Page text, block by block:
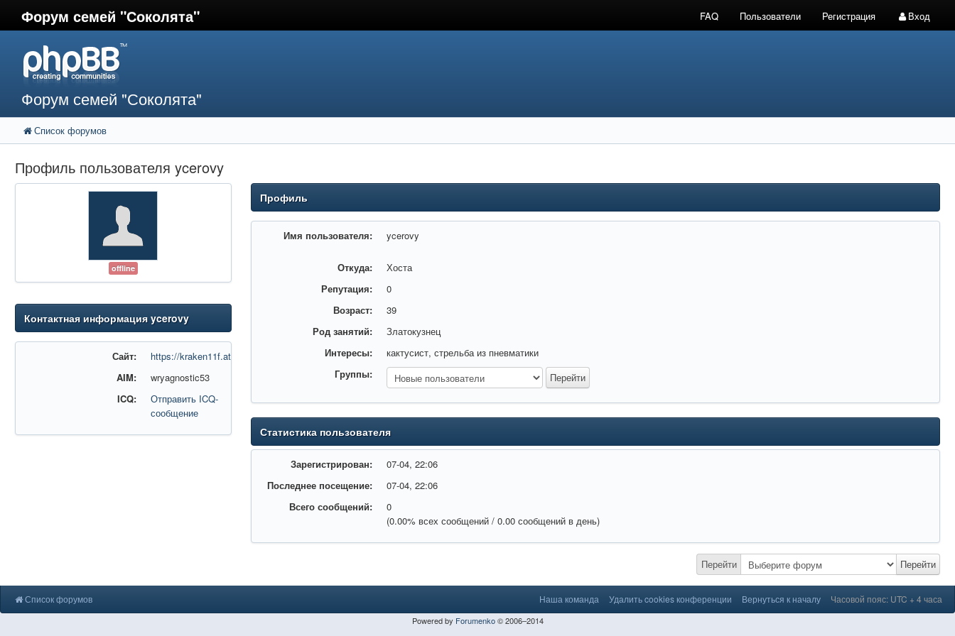
Форум семей "Соколята" FAQ Пользователи Регистрация Вход
Форум семей "Соколята"
Список форумов
Профиль пользователя ycerovy
offline
Контактная информация ycerovy
Сайт:
https://kraken11f.at/
AIM:
wryagnostic53
ICQ:
Отправить ICQ-
сообщение
Профиль
Имя пользователя: ycerovy
Откуда:
Хоста
Репутация:
0
Возраст:
39
Род занятий:
Златокузнец
Интересы:
кактусист, стрельба из пневматики
Группы:
Статистика пользователя
Зарегистрирован:
07-04, 22:06
Последнее посещение:
07-04, 22:06
Всего сообщений:
0
(0.00% всех сообщений / 0.00 сообщений в день)
Перейти Перейти
Список форумов Наша команда Удалить cookies конференции Вернуться к началу Часовой пояс: UTC + 4 часа
Powered by Forumenko© 2006–2014